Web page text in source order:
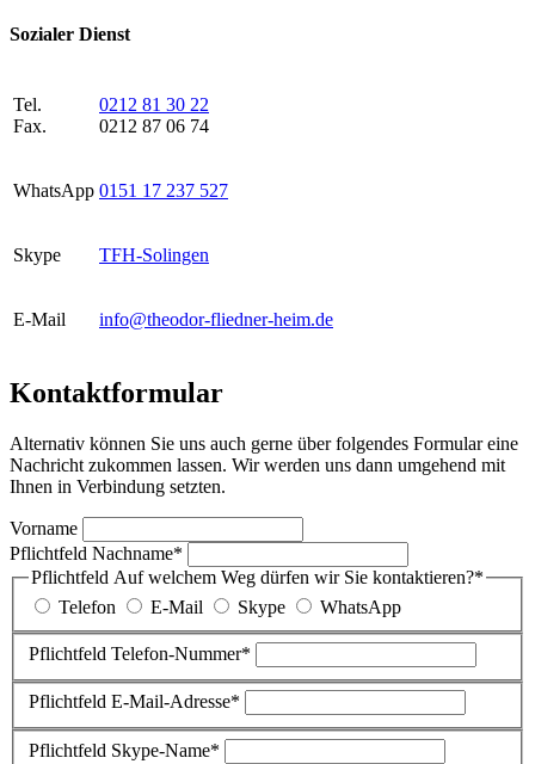
Sozialer Dienst
Tel.
Fax.
0212 81 30 22
0212 87 06 74
WhatsApp 0151 17 237 527
Skype TFH-Solingen
E-Mail info@theodor-fliedner-heim.de
Kontaktformular
Alternativ können Sie uns auch gerne über folgendes Formular eine
Nachricht zukommen lassen. Wir werden uns dann umgehend mit
Ihnen in Verbindung setzten.
Vorname
Pflichtfeld Nachname*
Pflichtfeld Auf welchem Weg dürfen wir Sie kontaktieren?*
Telefon
E-Mail Skype WhatsApp
Pflichtfeld Telefon-Nummer*
Pflichtfeld E-Mail-Adresse*
Pflichtfeld Skype-Name*